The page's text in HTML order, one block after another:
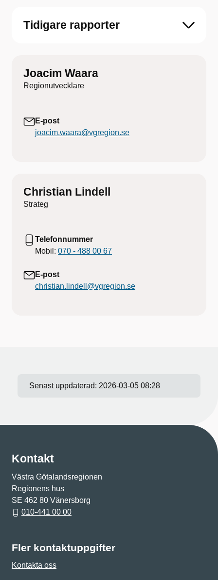
Tidigare rapporter
Joacim Waara
Regionutvecklare
E-post
joacim.waara@vgregion.se
Christian Lindell
Strateg
Telefonnummer
Mobil: 070 - 488 00 67
E-post
christian.lindell@vgregion.se
Senast uppdaterad: 2026-03-05 08:28
Kontakt
Västra Götalandsregionen
Regionens hus
SE 462 80 Vänersborg
010-441 00 00
Fler kontaktuppgifter
Kontakta oss